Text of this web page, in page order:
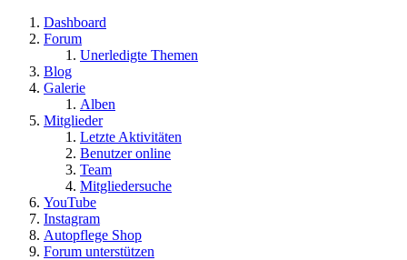
Dashboard
Forum
Unerledigte Themen
Blog
Galerie
Alben
Mitglieder
Letzte Aktivitäten
Benutzer online
Team
Mitgliedersuche
YouTube
Instagram
Autopflege Shop
Forum unterstützen